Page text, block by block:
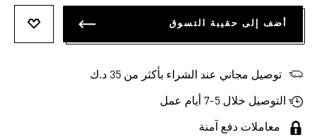
أضف إلى حقيبة التسوق
توصيل مجاني عند الشراء بأكثر من 35 د.ك
التوصيل خلال 5-7 أيام عمل
معاملات دفع آمنة